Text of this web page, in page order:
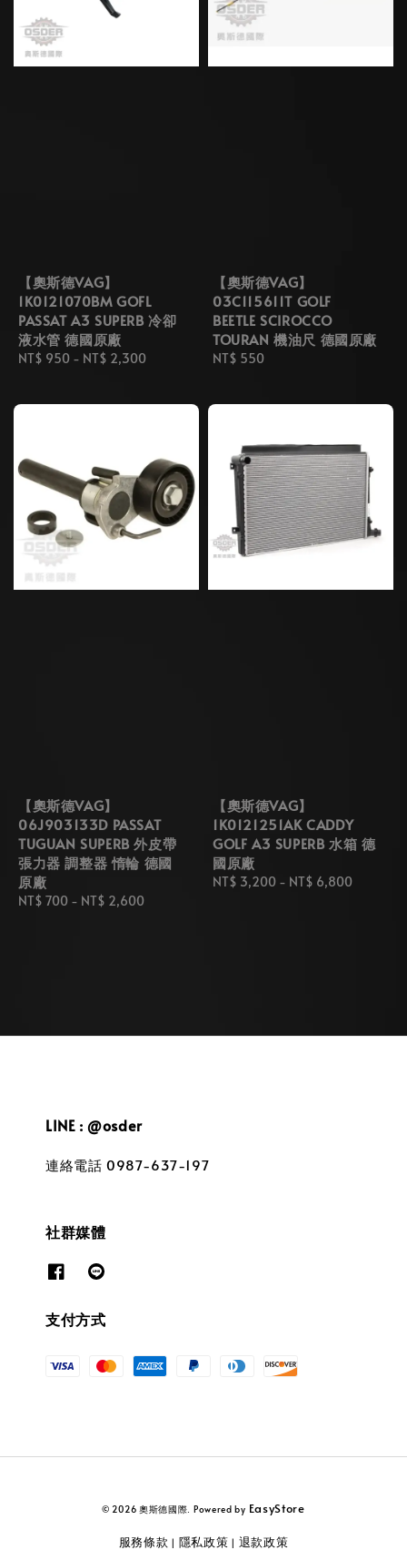
【奧斯德VAG】
1K0121070BM GOFL
PASSAT A3 SUPERB 冷卻
液水管 德國原廠
Regular
NT$ 950 - NT$ 2,300
【奧斯德VAG】
03C115611T GOLF
BEETLE SCIROCCO
TOURAN 機油尺 德國原廠
Regular
NT$ 550
【奧斯德VAG】
06J903133D PASSAT
TUGUAN SUPERB 外皮帶
張力器 調整器 惰輪 德國
原廠
Regular
NT$ 700 - NT$ 2,600
【奧斯德VAG】
1K0121251AK CADDY
GOLF A3 SUPERB 水箱 德
國原廠
Regular
NT$ 3,200 - NT$ 6,800
LINE : @osder
連絡電話 0987-637-197
社群媒體
支付方式
© 2026 奧斯德國際. Powered by EasyStore
服務條款 | 隱私政策 | 退款政策